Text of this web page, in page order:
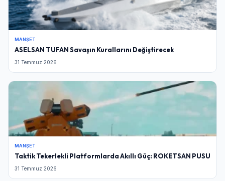
MANŞET
ASELSAN TUFAN Savaşın Kurallarını Değiştirecek
31 Temmuz 2026
MANŞET
Taktik Tekerlekli Platformlarda Akıllı Güç: ROKETSAN PUSU
31 Temmuz 2026